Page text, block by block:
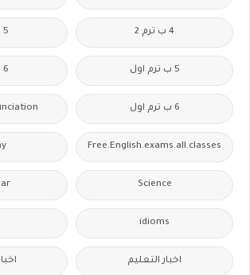
4 ب ترم 2 5 ب ترم 2
5 ب ترم اول 6 ب ترم 2
6 ب ترم اول
Free.English.exams.all.classes
Science
idioms
اخبار التعليم